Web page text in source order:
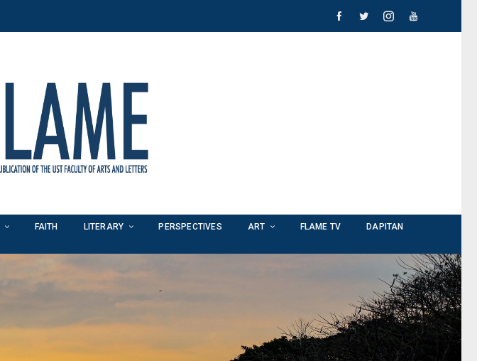
FAITH LITERARY PERSPECTIVES ART FLAME TV
DAPITAN